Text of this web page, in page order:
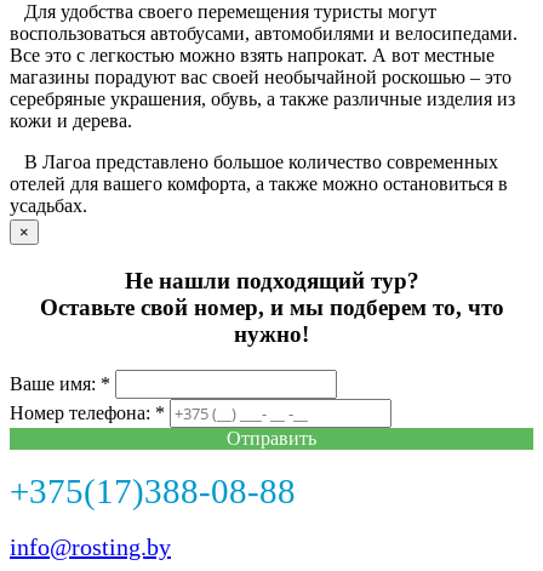
Для удобства своего перемещения туристы могут
воспользоваться автобусами, автомобилями и велосипедами.
Все это с легкостью можно взять напрокат. А вот местные
магазины порадуют вас своей необычайной роскошью – это
серебряные украшения, обувь, а также различные изделия из
кожи и дерева.
В Лагоа представлено большое количество современных
отелей для вашего комфорта, а также можно остановиться в
усадьбах.
×
Не нашли подходящий тур?
Оставьте свой номер, и мы подберем то, что
нужно!
Ваше имя: *
Номер телефона: *
Отправить
+375(17)388-08-88
info@rosting.by